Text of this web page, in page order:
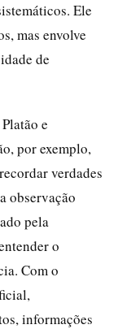
Ele
mas envolve
de
e
por exemplo,
verdades
observação
pela
o
Com o
informações